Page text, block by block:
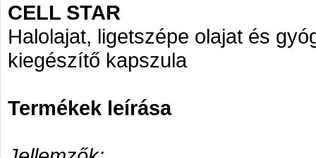
CELL STAR
Halolajat, ligetszépe olajat és
kiegészítő kapszula
Termékek leírása